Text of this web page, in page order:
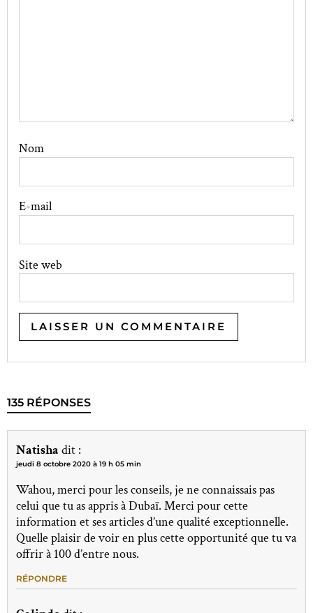
Nom
E-mail
Site web
135 RÉPONSES
Natisha dit :
jeudi 8 octobre 2020 à 19 h 05 min
Wahou, merci pour les conseils, je ne connaissais pas
celui que tu as appris à Dubaï. Merci pour cette
information et ses articles d’une qualité exceptionnelle.
Quelle plaisir de voir en plus cette opportunité que tu va
offrir à 100 d’entre nous.
RÉPONDRE